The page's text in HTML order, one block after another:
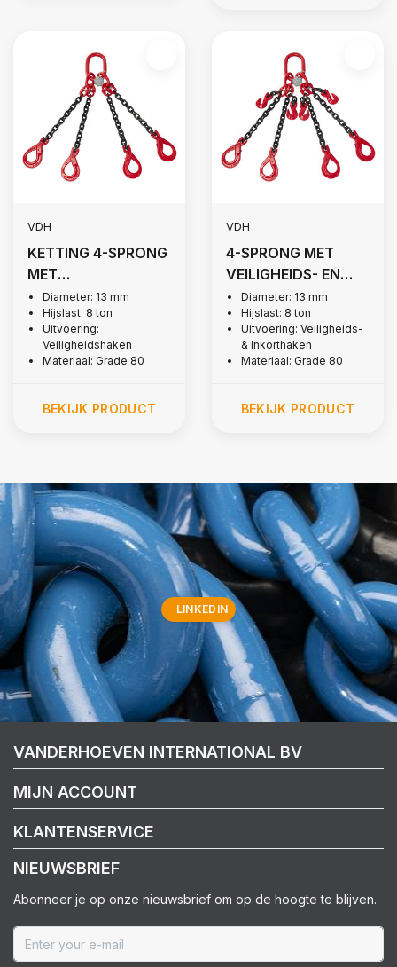
VDH
KETTING 4-SPRONG
MET
VEILIGHEIDSHAKEN,
Ø 13 MM
Diameter: 13 mm
Hijslast: 8 ton
Uitvoering:
Veiligheidshaken
Materiaal: Grade 80
BEKIJK PRODUCT
VDH
4-SPRONG MET
VEILIGHEIDS- EN
INKORTHAKEN,
G80, Ø 13 MM
Diameter: 13 mm
Hijslast: 8 ton
Uitvoering: Veiligheids-
& Inkorthaken
Materiaal: Grade 80
BEKIJK PRODUCT
LINKEDIN
VANDERHOEVEN INTERNATIONAL BV
MIJN ACCOUNT
KLANTENSERVICE
NIEUWSBRIEF
Abonneer je op onze nieuwsbrief om op de hoogte te blijven.